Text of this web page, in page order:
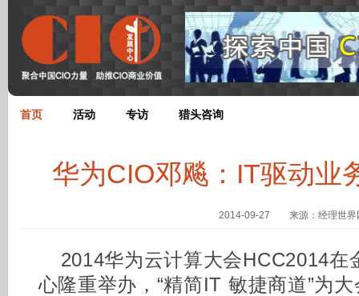
首页 活动 专访 猎头咨询
华为CIO邓飚：IT驱动业
2014-09-27 来源：经理世界
2014华为云计算大会HCC2014在
心隆重举办，“精简IT 敏捷商道”为